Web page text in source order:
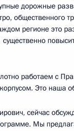
дорожные
общественного
регионе это
работаем с
Это наша
сейчас
Мы